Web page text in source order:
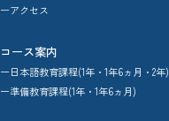
ーアクセス
コース案内
ー日本語教育課程(1年・1年6ヵ月・2年)
ー準備教育課程(1年・1年6ヵ月)